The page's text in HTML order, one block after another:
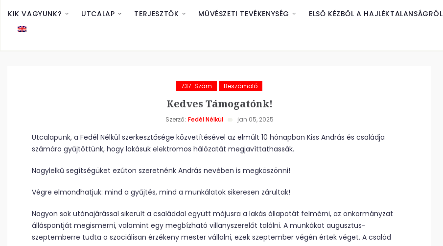
KIK VAGYUNK? UTCALAP TERJESZTŐK MŰVÉSZETI TEVÉKENYSÉG ELSŐ KÉZBŐL A HAJLÉKTALANSÁGRÓL
737. Szám Beszámoló
Kedves Támogatónk!
Szerző: Fedél Nélkül jan 05, 2025
Utcalapunk, a Fedél Nélkül szerkesztősége közvetítésével az elmúlt 10 hónapban Kiss András és családja
számára gyűjtöttünk, hogy lakásuk elektromos hálózatát megjavíttathassák.
Nagylelkű segítségüket ezúton szeretnénk András nevében is megköszönni!
Végre elmondhatjuk: mind a gyűjtés, mind a munkálatok sikeresen zárultak!
Nagyon sok utánajárással sikerült a családdal együtt májusra a lakás állapotát felmérni, az önkormányzat
álláspontját megismerni, valamint egy megbízható villanyszerelőt találni. A munkákat augusztus-
szeptemberre tudta a szociálisan érzékeny mester vállalni, ezek szeptember végén értek véget. A család